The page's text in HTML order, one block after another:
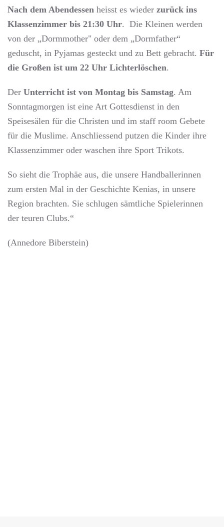
Nach dem Abendessen heisst es wieder zurück ins
Klassenzimmer bis 21:30 Uhr. Die Kleinen werden
von der „Dormmother" oder dem „Dormfather“
geduscht, in Pyjamas gesteckt und zu Bett gebracht. Für
die Großen ist um 22 Uhr Lichterlöschen.
Der Unterricht ist von Montag bis Samstag. Am
Sonntagmorgen ist eine Art Gottesdienst in den
Speisesälen für die Christen und im staff room Gebete
für die Muslime. Anschliessend putzen die Kinder ihre
Klassenzimmer oder waschen ihre Sport Trikots.
So sieht die Trophäe aus, die unsere Handballerinnen
zum ersten Mal in der Geschichte Kenias, in unsere
Region brachten. Sie schlugen sämtliche Spielerinnen
der teuren Clubs.“
(Annedore Biberstein)